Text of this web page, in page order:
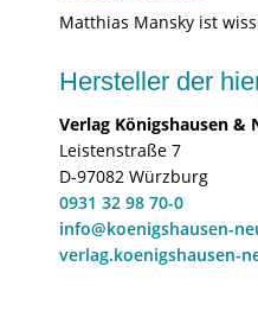
Matthias Mansky ist
Hersteller der
Verlag Königshausen &
Leistenstraße 7
D-97082 Würzburg
0931 32 98 70-0
info@koenigshausen-
verlag.koenigshausen-